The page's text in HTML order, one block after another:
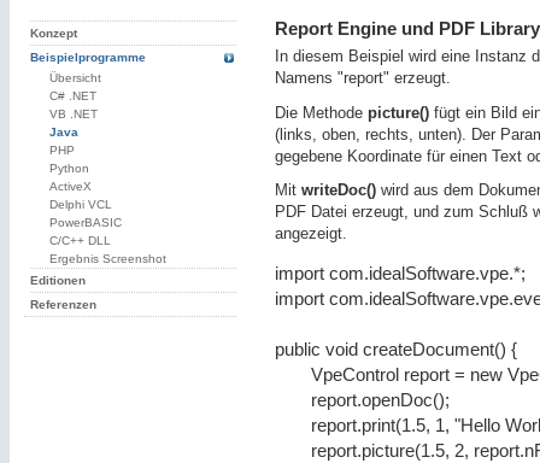
Konzept
Beispielprogramme
Übersicht
C# .NET
VB .NET
Java
PHP
Python
ActiveX
Delphi VCL
PowerBASIC
C/C++ DLL
Ergebnis Screenshot
Editionen
Referenzen
Report Engine und PDF
In diesem Beispiel wird eine Instanz
Namens "report" erzeugt.
Die Methode picture() fügt ein Bild
(links, oben, rechts, unten). Der
gegebene Koordinate für einen Text
Mit writeDoc() wird aus dem
PDF Datei erzeugt, und zum Schluß
angezeigt.
import com.idealSoftware.vpe.*;
import
public void createDocument() {
VpeControl report = new
report.openDoc();
report.print(1.5, 1, "Hello
report.picture(1.5, 2,